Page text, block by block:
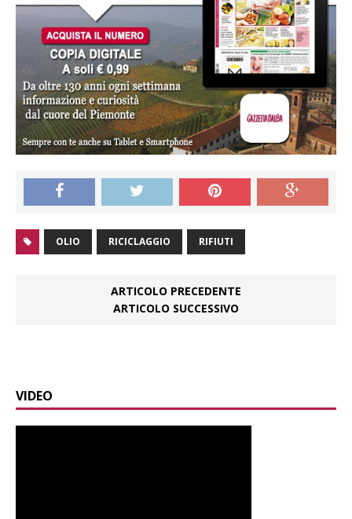
OLIO RICICLAGGIO RIFIUTI
ARTICOLO PRECEDENTE
ARTICOLO SUCCESSIVO
VIDEO